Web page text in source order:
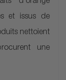
et issus de
nettoient
une